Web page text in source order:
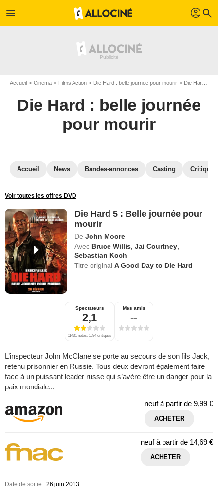
menu profil search
Accueil Cinéma Films Action Die Hard : belle journée pour mourir Die Hard : belle journée pour mourir en DVD
Die Hard : belle journée
pour mourir
Accueil News Bandes-annonces Casting
Voir toutes les offres DVD
Die Hard 5 : Belle journée pour
mourir
De John Moore
Avec Bruce Willis ,Jai Courtney
Sebastian Koch
Titre originalA Good Day to Die Hard
Spectateurs
2,1
11431 notes, 1594 critiques
Mes amis
--
L’inspecteur John McClane se porte au secours de son fils Jack,
retenu prisonnier en Russie. Tous deux devront également faire
face à un puissant leader russe qui s’avère être un danger pour la
paix mondiale...
neuf à partir de 9,99 €
ACHETER
neuf à partir de 14,69 €
ACHETER
Date de sortie : 26 juin 2013